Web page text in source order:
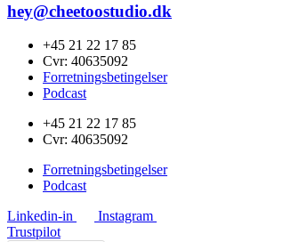
hey@cheetoostudio.dk
+45 21 22 17 85
Cvr: 40635092
Forretningsbetingelser
Podcast
+45 21 22 17 85
Cvr: 40635092
Forretningsbetingelser
Podcast
Linkedin-in
Instagram
Trustpilot